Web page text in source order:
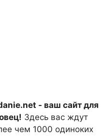
- ваш сайт для
Здесь вас ждут
чем 1000 одиноких